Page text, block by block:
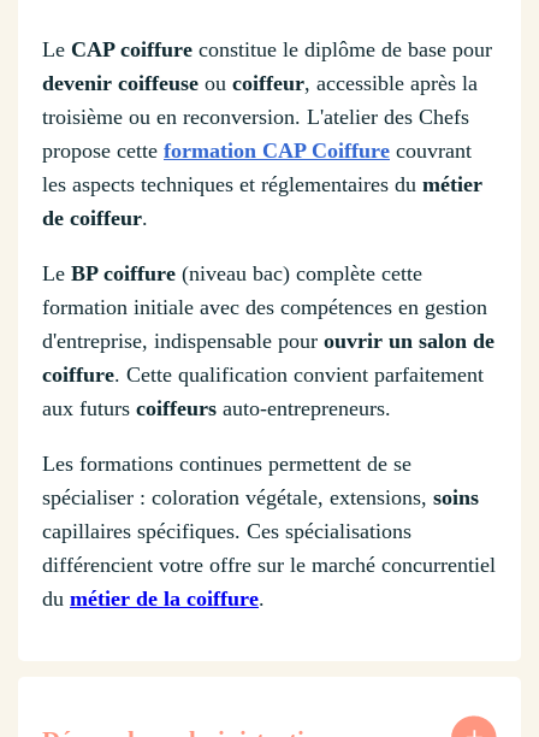
Le CAP coiffure constitue le diplôme de base pour
devenir coiffeuse ou coiffeur, accessible après la
troisième ou en reconversion. L'atelier des Chefs
propose cette formation CAP Coiffure couvrant
les aspects techniques et réglementaires du métier
de coiffeur.
Le BP coiffure (niveau bac) complète cette
formation initiale avec des compétences en gestion
d'entreprise, indispensable pour ouvrir un salon de
coiffure. Cette qualification convient parfaitement
aux futurs coiffeurs auto-entrepreneurs.
Les formations continues permettent de se
spécialiser : coloration végétale, extensions, soins
capillaires spécifiques. Ces spécialisations
différencient votre offre sur le marché concurrentiel
du métier de la coiffure.